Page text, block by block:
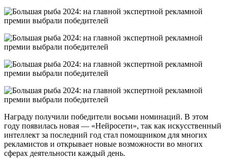
Награду получили победители восьми номинаций. В этом
году появилась новая — «Нейросети», так как искусственный
интеллект за последний год стал помощником для многих
рекламистов и открывает новые возможности во многих
сферах деятельности каждый день.